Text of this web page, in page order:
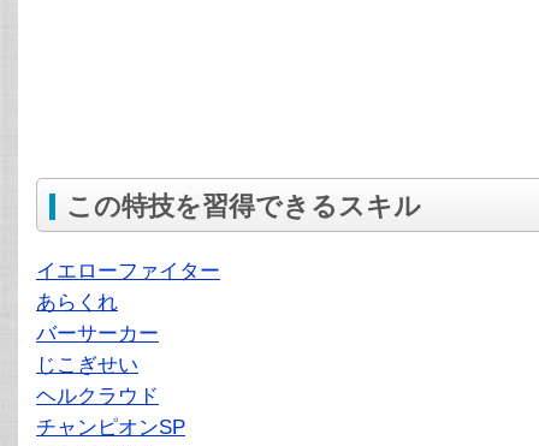
この特技を習得できるスキル
イエローファイター
あらくれ
バーサーカー
じこぎせい
ヘルクラウド
チャンピオンSP